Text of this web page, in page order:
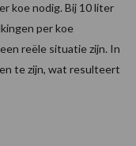
koe nodig. Bij 10 liter
per koe
reële situatie zijn. In
te zijn, wat resulteert